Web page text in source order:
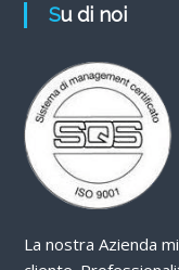
Su di noi
La nostra Azienda